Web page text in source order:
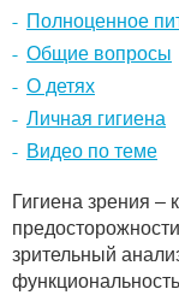
Полноценное
Общие вопросы
О детях
Личная гигиена
Видео по теме
Гигиена зрения –
зрительный